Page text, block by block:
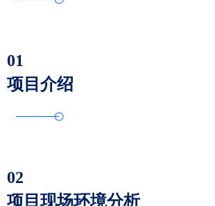
01
项目介绍
02
项目现场环境分析